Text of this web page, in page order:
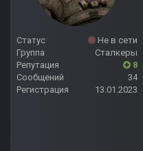
Статус
Не в сети
Группа
Сталкеры
Репутация
8
Сообщений
34
Регистрация
13.01.2023